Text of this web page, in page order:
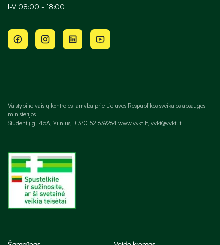
I-V 08:00 - 18:00
Valstybinė vaistų kontrolės tarnyba prie Lietuvos Respublikos sveikatos apsaugos
ministerijos
Studentų g. 45A, Vilnius, +370 52 639264 www.vvkt.lt, vvkt@vvkt.lt